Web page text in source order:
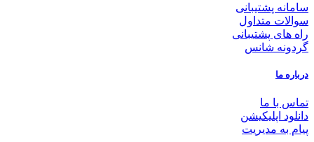
سامانه پشتیبانی
سوالات متداول
راه های پشتیبانی
گردونه شانس
درباره ما
تماس با ما
دانلود اپلیکیشن
پیام به مدیریت